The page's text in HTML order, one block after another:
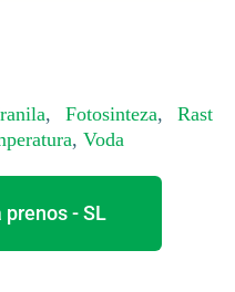
, Fotosinteza, Rast
, Voda
- SL